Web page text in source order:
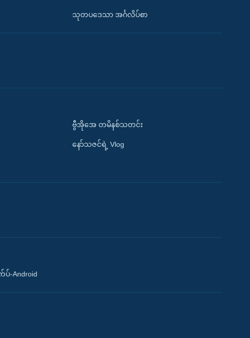
သုတပဒေသာ အင်္ဂလိပ်စာ
ဗွီအိုအေ တမိနစ်သတင်း
နော်သဇင်ရဲ့ Vlog
Android